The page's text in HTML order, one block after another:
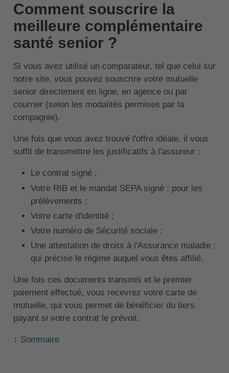
Comment souscrire la
meilleure complémentaire
santé senior ?
Si vous avez utilisé un comparateur, tel que celui sur
notre site, vous pouvez souscrire votre mutuelle
senior directement en ligne, en agence ou par
courrier (selon les modalités permises par la
compagnie).
Une fois que vous avez trouvé l'offre idéale, il vous
suffit de transmettre les justificatifs à l'assureur :
Le contrat signé ;
Votre RIB et le mandat SEPA signé : pour les
prélèvements ;
Votre carte d'identité ;
Votre numéro de Sécurité sociale ;
Une attestation de droits à l'Assurance maladie :
qui précise le régime auquel vous êtes affilié.
Une fois ces documents transmis et le premier
paiement effectué, vous recevrez votre carte de
mutuelle, qui vous permet de bénéficier du tiers
payant si votre contrat le prévoit.
↑ Sommaire